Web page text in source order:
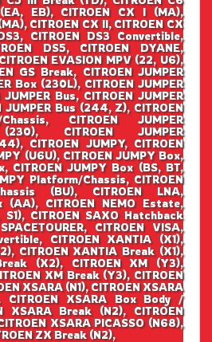
EB), CITROEN CX I (MA),
CITROEN CX II, CITROEN CX
CITROEN DS3 Convertible,
DS5, CITROEN DYANE,
EVASION MPV (22, U6),
GS Break, CITROEN JUMPER
Box (230L), CITROEN JUMPER
Bus, CITROEN JUMPER
JUMPER Bus (244, Z), CITROEN
CITROEN JUMPER
CITROEN JUMPER
CITROEN JUMPY, CITROEN
(U6U), CITROEN JUMPY Box,
CITROEN JUMPY Box (BS, BT,
Platform/Chassis, CITROEN
(BU), CITROEN LNA,
(AA), CITROEN NEMO Estate,
S1), CITROEN SAXO Hatchback
CITROEN VISA,
CITROEN XANTIA (X1),
CITROEN XANTIA Break (X1),
(X2), CITROEN XM (Y3),
XM Break (Y3), CITROEN
XSARA (N1), CITROEN XSARA
XSARA Box Body /
XSARA Break (N2), CITROEN
XSARA PICASSO (N68),
ZX Break (N2),